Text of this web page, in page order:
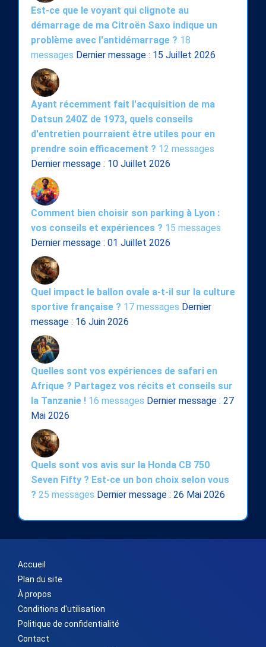
Est-ce que le voyant qui clignote au
démarrage de ma Citroën Saxo indique un
problème avec l'antidémarrage ? 18
messages Dernier message : 15 Juillet 2026
Ayant récemment fait l'acquisition de ma
Datsun 240Z de 1973, quels conseils
d'entretien pourraient être utiles pour en
prendre soin efficacement ? 12 messages
Dernier message : 10 Juillet 2026
Comment bien choisir son parking à Lyon :
vos conseils et expériences ? 15 messages
Dernier message : 01 Juillet 2026
Quel impact le ballon ovale a-t-il sur la culture
sportive française ? 17 messages Dernier
message : 16 Juin 2026
Quelles sont vos expériences de safari en
Afrique ? Partagez vos récits et conseils sur
la Tanzanie ! 16 messages Dernier message : 27
Mai 2026
Quels sont vos avis sur la Honda CB 750
Seven Fifty ? Est-ce un bon choix selon vous
? 25 messages Dernier message : 26 Mai 2026
Accueil
Plan du site
À propos
Conditions d'utilisation
Politique de confidentialité
Contact